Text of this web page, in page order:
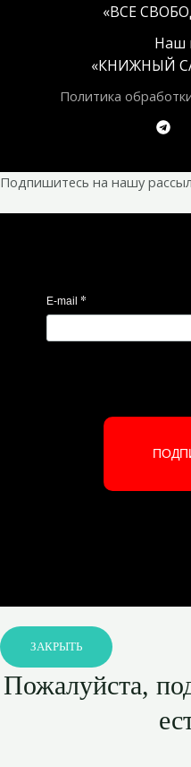
«ВСЕ
Наш
«КНИЖНЫЙ
Политика
Подпишитесь на нашу
E-mail *
ЗАКРЫТЬ
Пожалуйста,